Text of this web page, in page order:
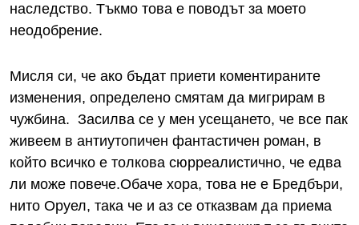
наследство. Тъкмо това е поводът за моето
неодобрение.
Мисля си, че ако бъдат приети коментираните
изменения, определено смятам да мигрирам в
чужбина. Засилва се у мен усещането, че все пак
живеем в антиутопичен фантастичен роман, в
който всичко е толкова сюрреалистично, че едва
ли може повече.Обаче хора, това не е Бредбъри,
нито Оруел, така че и аз се отказвам да приема